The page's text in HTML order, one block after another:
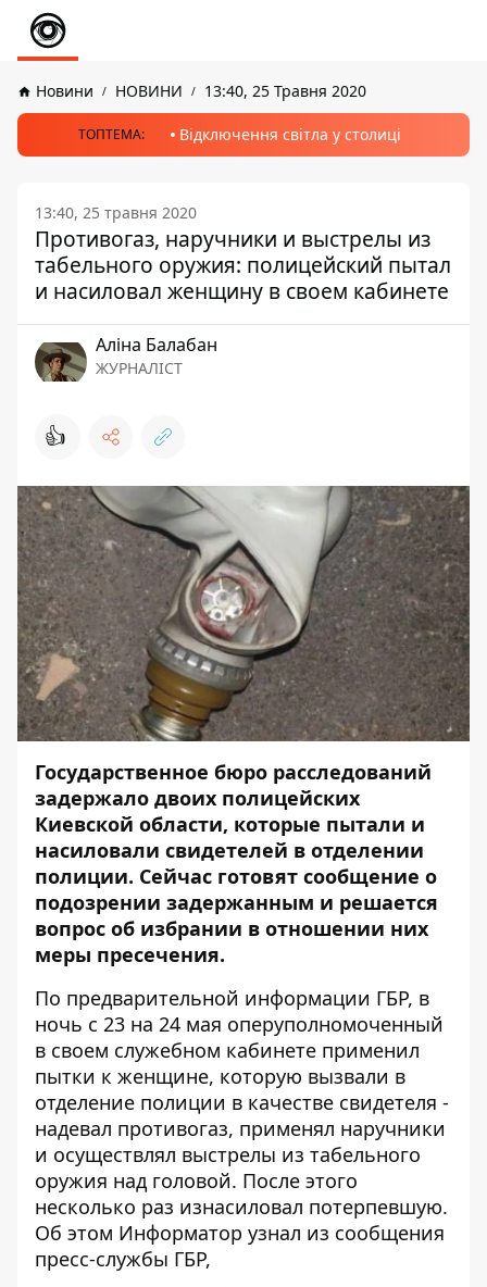
Новини НОВИНИ 13:40, 25 Травня 2020
ТОПТЕМА: Відключення світла у столиці
13:40, 25 травня 2020
Противогаз, наручники и выстрелы из
табельного оружия: полицейский пытал
и насиловал женщину в своем кабинете
Аліна Балабан
ЖУРНАЛІСТ
👍
Государственное бюро расследований
задержало двоих полицейских
Киевской области, которые пытали и
насиловали свидетелей в отделении
полиции. Сейчас готовят сообщение о
подозрении задержанным и решается
вопрос об избрании в отношении них
меры пресечения.
По предварительной информации ГБР, в
ночь с 23 на 24 мая оперуполномоченный
в своем служебном кабинете применил
пытки к женщине, которую вызвали в
отделение полиции в качестве свидетеля -
надевал противогаз, применял наручники
и осуществлял выстрелы из табельного
оружия над головой. После этого
несколько раз изнасиловал потерпевшую.
Об этом Информатор узнал из сообщения
пресс-службы ГБР,